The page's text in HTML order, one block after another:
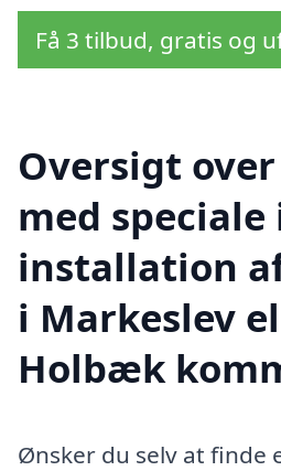
Få 3 tilbud, gratis og
Oversigt
med speciale
installation
i Markeslev
Holbæk
Ønsker du selv at finde